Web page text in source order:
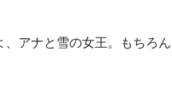
アナと雪の女王。もちろ